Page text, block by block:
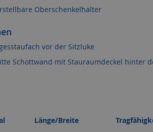
Oberschenkelhalter
vor der Sitzluke
Schottwand mit Stauraumdeckel hinter
Länge/Breite